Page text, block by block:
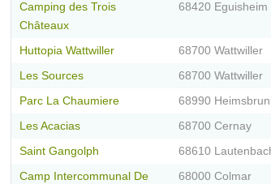
Camping des Trois
Châteaux
68420 Eguisheim
Huttopia Wattwiller 68700 Wattwiller
Les Sources 68700 Wattwiller
Parc La Chaumiere 68990
Les Acacias 68700 Cernay
Saint Gangolph 68610
Camp Intercommunal De
68000 Colmar